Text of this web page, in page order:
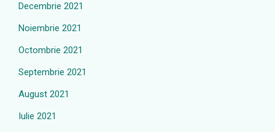
Decembrie 2021
Noiembrie 2021
Octombrie 2021
Septembrie 2021
August 2021
Iulie 2021